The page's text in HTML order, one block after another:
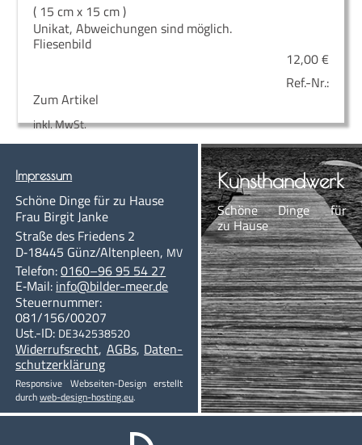
( 15 cm x 15 cm )
Unikat, Abweichungen sind möglich.
Fliesenbild
12,00€
Ref.-Nr.:
Zum Artikel
inkl. MwSt.
Impres­sum
Schö­ne Din­ge für zu Hause
Frau Bir­git Janke
Stra­ße des Frie­dens 2
D‑18445 Günz/Altenpleen, MV
Te­le­fon:0160–96 95 54 27
E‑Mail: info@bil­der-meer.de
Steu­er­num­mer:
081/156/00207
Ust.-ID: DE342538520
Wi­der­rufs­recht, AGBs, Da­ten­
schutzerklärung
Re­s­pon­sive Web­­sei­­ten-De­­sign er­stellt
durchweb-de­sign-hos­ting.eu.
Kunst­hand­werk
Schö­ne Din­ge für
zu Hause